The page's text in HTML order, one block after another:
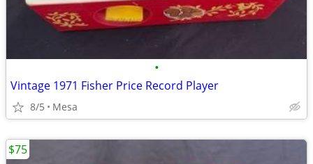
•
Vintage 1971 Fisher Price Record Player
8/5 Mesa
$75